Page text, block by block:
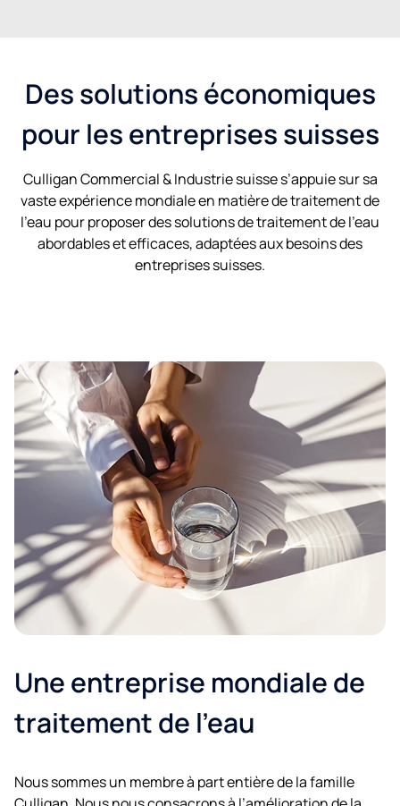
Des solutions économiques
pour les entreprises suisses
Culligan Commercial & Industrie suisse s’appuie sur sa
vaste expérience mondiale en matière de traitement de
l’eau pour proposer des solutions de traitement de l’eau
abordables et efficaces, adaptées aux besoins des
entreprises suisses.
Une entreprise mondiale de
traitement de l'eau
Nous sommes un membre à part entière de la famille